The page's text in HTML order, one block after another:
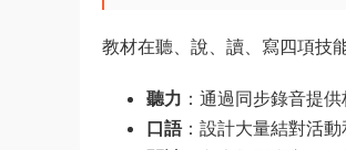
教材在聽、說、讀、寫四項技
聽力 ：通過同步錄音提
口語：設計大量結對活